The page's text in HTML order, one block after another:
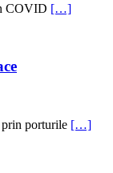
COVID […]
prin porturile […]